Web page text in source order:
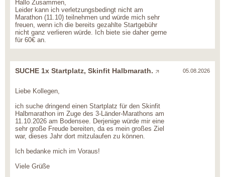
Hallo Zusammen,
Leider kann ich verletzungsbedingt nicht am
Marathon (11.10) teilnehmen und würde mich sehr
freuen, wenn ich die bereits gezahlte Startgebühr
nicht ganz verlieren würde. Ich biete sie daher gerne
für 60€ an.
SUCHE 1x Startplatz, Skinfit Halbmarath. 05.08.2026
Liebe Kollegen,
ich suche dringend einen Startplatz für den Skinfit
Halbmarathon im Zuge des 3-Länder-Marathons am
11.10.2026 am Bodensee. Derjenige würde mir eine
sehr große Freude bereiten, da es mein großes Ziel
war, dieses Jahr dort mitzulaufen zu können.
Ich bedanke mich im Voraus!
Viele Grüße